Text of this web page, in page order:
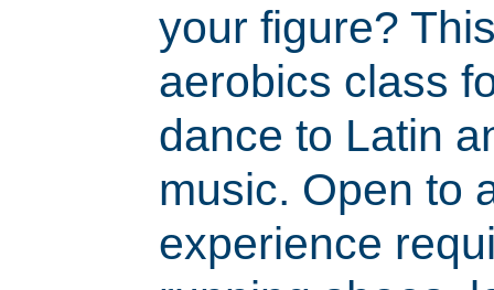
your figure?
aerobics class
dance to Latin
music. Open to
experience